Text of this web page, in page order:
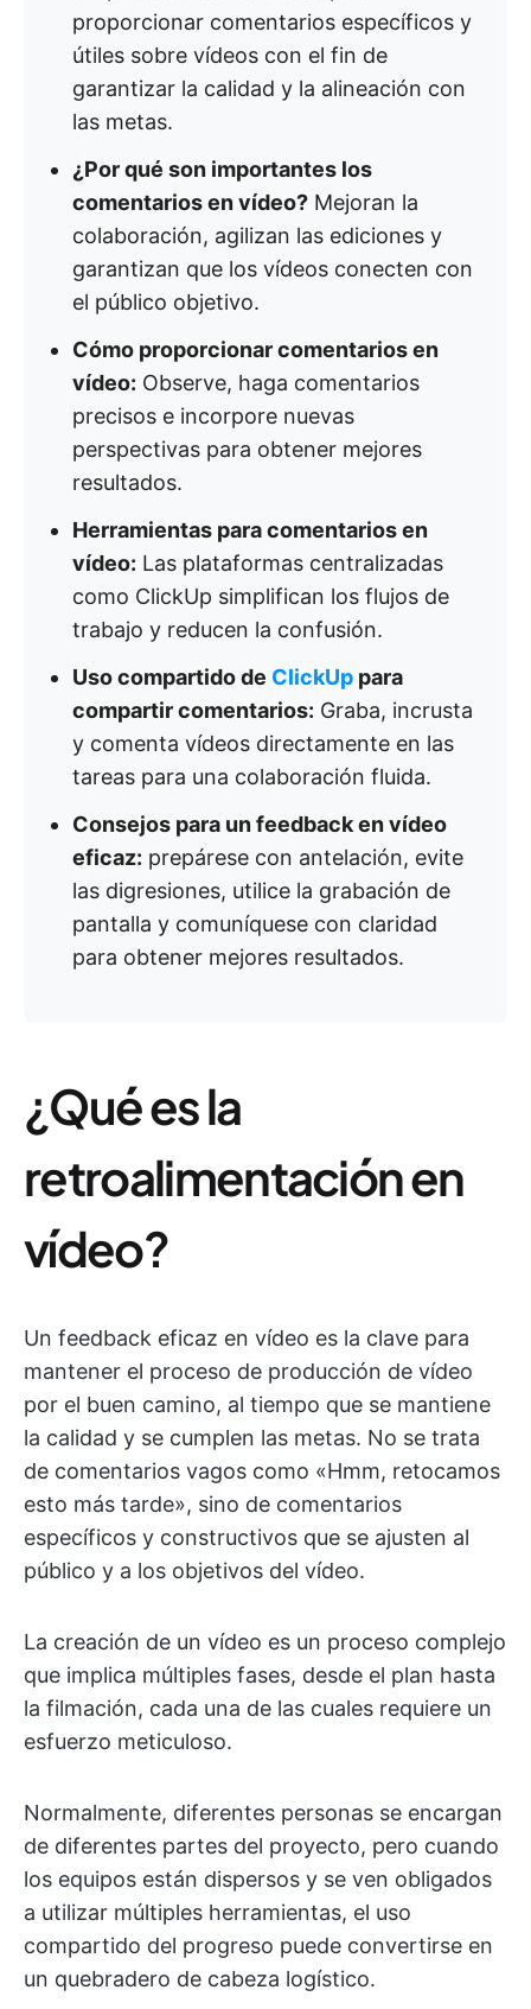
proporcionar comentarios específicos y
útiles sobre vídeos con el fin de
garantizar la calidad y la alineación con
las metas.
¿Por qué son importantes los
comentarios en vídeo? Mejoran la
colaboración, agilizan las ediciones y
garantizan que los vídeos conecten con
el público objetivo.
Cómo proporcionar comentarios en
vídeo: Observe, haga comentarios
precisos e incorpore nuevas
perspectivas para obtener mejores
resultados.
Herramientas para comentarios en
vídeo: Las plataformas centralizadas
como ClickUp simplifican los flujos de
trabajo y reducen la confusión.
Uso compartido de ClickUp para
compartir comentarios: Graba, incrusta
y comenta vídeos directamente en las
tareas para una colaboración fluida.
Consejos para un feedback en vídeo
eficaz: prepárese con antelación, evite
las digresiones, utilice la grabación de
pantalla y comuníquese con claridad
para obtener mejores resultados.
¿Qué es la
retroalimentación en
vídeo?
Un feedback eficaz en vídeo es la clave para
mantener el proceso de producción de vídeo
por el buen camino, al tiempo que se mantiene
la calidad y se cumplen las metas. No se trata
de comentarios vagos como «Hmm, retocamos
esto más tarde», sino de comentarios
específicos y constructivos que se ajusten al
público y a los objetivos del vídeo.
La creación de un vídeo es un proceso complejo
que implica múltiples fases, desde el plan hasta
la filmación, cada una de las cuales requiere un
esfuerzo meticuloso.
Normalmente, diferentes personas se encargan
de diferentes partes del proyecto, pero cuando
los equipos están dispersos y se ven obligados
a utilizar múltiples herramientas, el uso
compartido del progreso puede convertirse en
un quebradero de cabeza logístico.